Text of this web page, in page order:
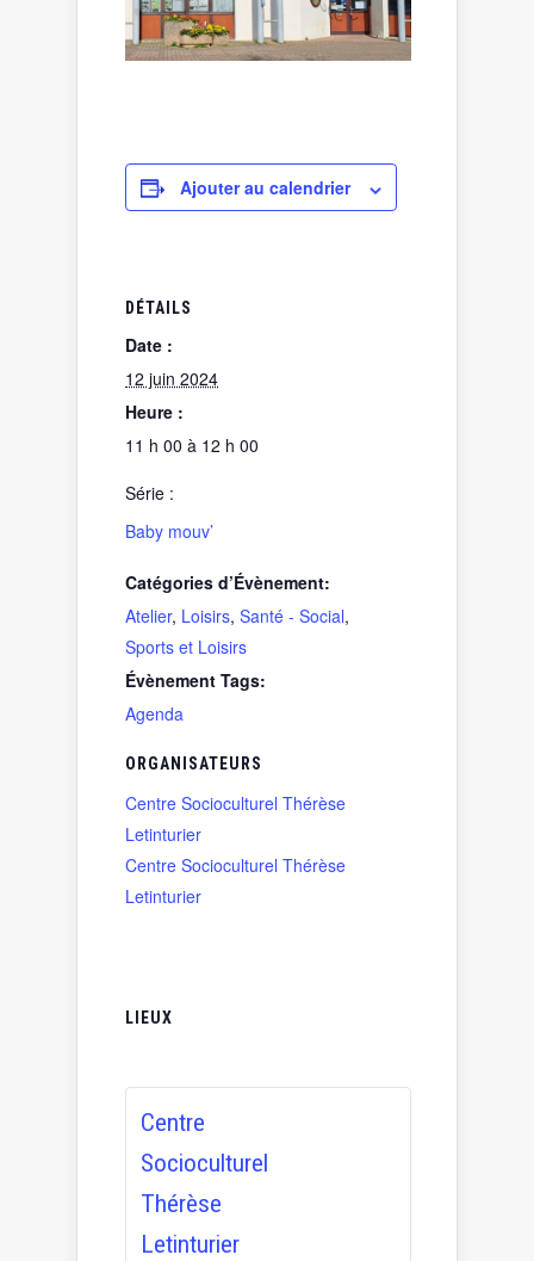
Ajouter au calendrier
DÉTAILS
Date :
12 juin 2024
Heure :
11 h 00 à 12 h 00
Série :
Baby mouv’
Catégories d’Évènement:
Atelier, Loisirs, Santé - Social,
Sports et Loisirs
Évènement Tags:
Agenda
ORGANISATEURS
Centre Socioculturel Thérèse
Letinturier
Centre Socioculturel Thérèse
Letinturier
LIEUX
Centre
Socioculturel
Thérèse
Letinturier